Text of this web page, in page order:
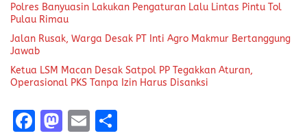
Polres Banyuasin Lakukan Pengaturan Lalu Lintas Pintu Tol
Pulau Rimau
Jalan Rusak, Warga Desak PT Inti Agro Makmur Bertanggung
Jawab
Ketua LSM Macan Desak Satpol PP Tegakkan Aturan,
Operasional PKS Tanpa Izin Harus Disanksi
F
M E